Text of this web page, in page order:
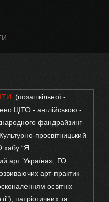
(позашкільної -
ЦІТО - англійською -
фандрайзинг-
просвітницький
хабу “Я
арт. Україна», ГО
арт-практик
освітніх
патріотичних та